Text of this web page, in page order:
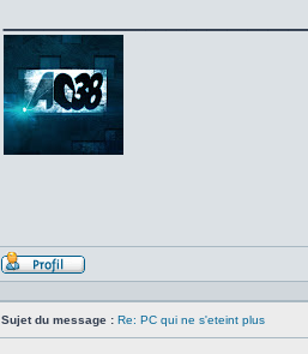
Profil
Sujet du message : Re: PC qui ne s'eteint plus